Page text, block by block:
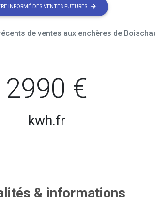
INFORMÉ DES VENTES FUTURES
de ventes aux enchères de
2990 €
kwh.fr
& informations